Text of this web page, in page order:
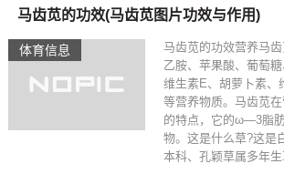
体育信息
马齿苋的功效(马齿苋图片功效与作用)
马齿苋的功效营养马
乙胺、苹果酸、葡萄
维生素E、胡萝卜素、
等营养物质。马齿苋
的特点，它的ω—3脂
物。这是什么草?这是
本科、孔颖草属多年